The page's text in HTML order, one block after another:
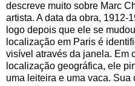
descreve muito sobre Marc
artista. A data da obra, 1912-
logo depois que ele se
localização em Paris é
visível através da janela. Em
localização geográfica, ele
uma leiteira e uma vaca. Sua